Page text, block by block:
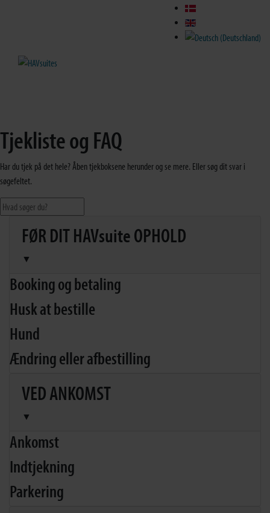
Tjekliste og FAQ
Har du tjek på det hele? Åben tjekboksene herunder og se mere. Eller søg dit svar i
søgefeltet.
FØR DIT HAVsuite OPHOLD
▼
Booking og betaling
Husk at bestille
Hund
Ændring eller afbestilling
VED ANKOMST
▼
Ankomst
Indtjekning
Parkering